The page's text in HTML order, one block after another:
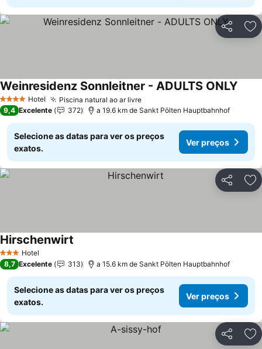
Partilhar
4 EstrelasHotel Piscina natural ao ar livreVer preços
Weinresidenz Sonnleitner - ADULTS ONLY
9,4 Excelente 372 a 19.6 km de Sankt Pölten Hauptbahnhof
Selecione as datas para ver os preços
exatos.
Ver preços
Partilhar
3 EstrelasHotel
Hirschenwirt
8,7 Excelente 313 a 15.6 km de Sankt Pölten Hauptbahnhof
Selecione as datas para ver os preços
exatos.
Ver preços
Partilhar